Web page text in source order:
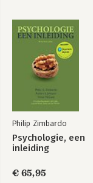
Philip Zimbardo
Psychologie, een
inleiding
€ 65,95